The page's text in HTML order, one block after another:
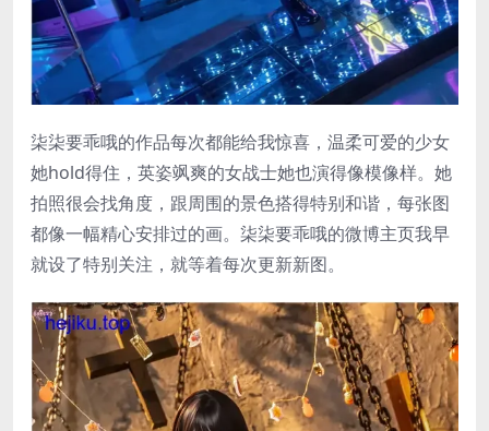
柒柒要乖哦的作品每次都能给我惊喜，温柔可爱的少女
她hold得住，英姿飒爽的女战士她也演得像模像样。她
拍照很会找角度，跟周围的景色搭得特别和谐，每张图
都像一幅精心安排过的画。柒柒要乖哦的微博主页我早
就设了特别关注，就等着每次更新新图。